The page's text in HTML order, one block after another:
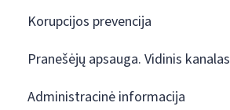
Korupcijos prevencija
Pranešėjų apsauga. Vidinis kanalas
Administracinė informacija